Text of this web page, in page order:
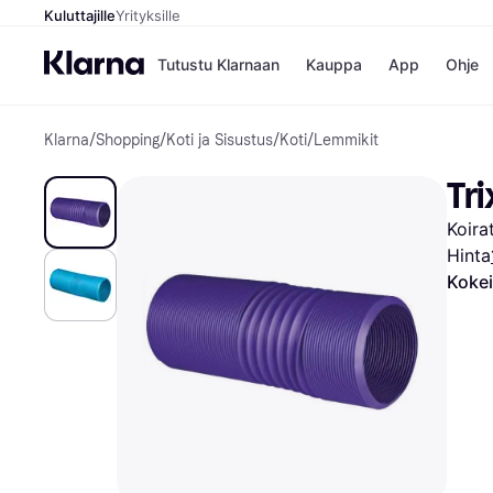
KuluttajilleYrityksille
Tutustu Klarnaan Kauppa
Gigantti
H&M
Peten
Wolt
App Ohje
Klarna/Shopping/Koti ja Sisustus/Koti/Lemmikit
Hinta